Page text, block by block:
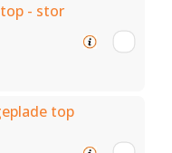
- stor
top